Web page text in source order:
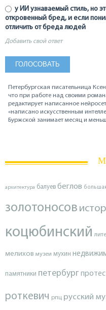
у ИИ узнаваемый стиль, но
откровенный бред, и если
отличить от бреда людей
Добавить свой ответ
Петербургская писательница
что при работе над своими
редактирует написанное
«написано искусственным
Буржской занимает месяц и
архитектура балуев беглов
золотоносов
коцюбинский
мелихов музеи мухин
памятники петербург
роткевич рпц русский